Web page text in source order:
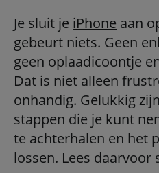
Je sluit je iPhone aan
gebeurt niets. Geen
geen oplaadicoontje
Dat is niet alleen
onhandig. Gelukkig
stappen die je kunt
te achterhalen en het
lossen. Lees daarvoor